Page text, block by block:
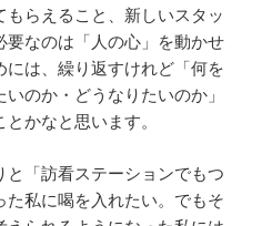
もらえること、新しいスタッ
要なのは「人の心」を動かせ
には、繰り返すけれど「何を
のか・どうなりたいのか」
かなと思います。
「訪看ステーションでもつ
た私に喝を入れたい。でもそ